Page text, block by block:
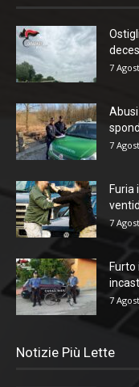
7
7
Furia
7
7
Notizie Più Lette